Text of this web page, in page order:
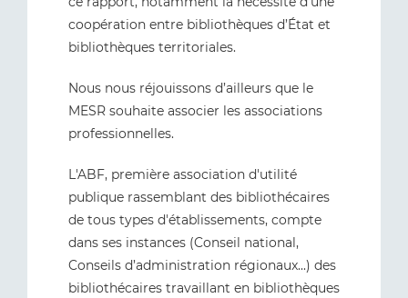
coopération entre bibliothèques d’État et
bibliothèques territoriales.
Nous nous réjouissons d’ailleurs que le
MESR souhaite associer les associations
professionnelles.
L'ABF, première association d'utilité
publique rassemblant des bibliothécaires
de tous types d'établissements, compte
dans ses instances (Conseil national,
Conseils d’administration régionaux...) des
bibliothécaires travaillant en bibliothèques